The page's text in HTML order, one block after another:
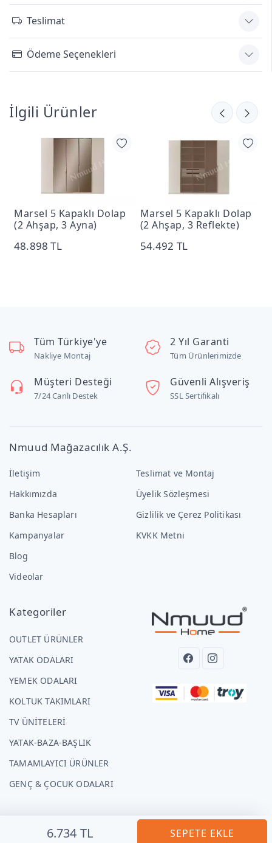
6.734 TL SEPETE EKLE
Teslimat
Ödeme Seçenekleri
İlgili Ürünler
Marsel 5 Kapaklı Dolap
(2 Ahşap, 3 Ayna)
48.898 TL
Marsel 5 Kapaklı Dolap
(2 Ahşap, 3 Reflekte)
54.492 TL
Tüm Türkiye'ye
Nakliye Montaj
2 Yıl Garanti
Tüm Ürünlerimizde
Müşteri Desteği
7/24 Canlı Destek
Güvenli Alışveriş
SSL Sertifikalı
Nmuud Mağazacılık A.Ş.
İletişim
Hakkımızda
Banka Hesapları
Kampanyalar
Blog
Videolar
Teslimat ve Montaj
Üyelik Sözleşmesi
Gizlilik ve Çerez Politikası
KVKK Metni
Kategoriler
OUTLET ÜRÜNLER
YATAK ODALARI
YEMEK ODALARI
KOLTUK TAKIMLARI
TV ÜNİTELERİ
YATAK-BAZA-BAŞLIK
TAMAMLAYICI ÜRÜNLER
GENÇ & ÇOCUK ODALARI